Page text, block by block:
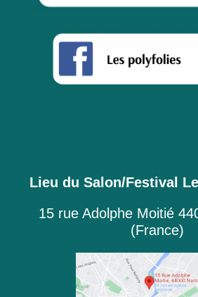
Lieu du Salon/Festival
15 rue Adolphe Moitié
(France)